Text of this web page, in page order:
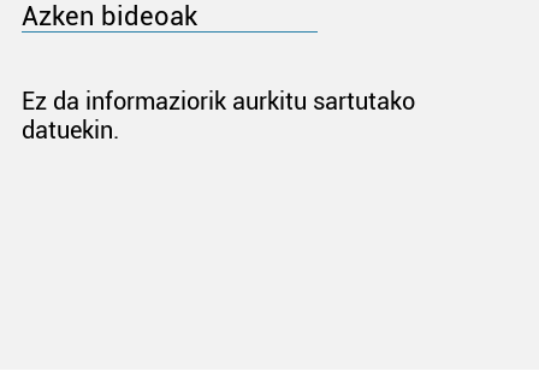
Azken bideoak
Ez da informaziorik aurkitu sartutako
datuekin.